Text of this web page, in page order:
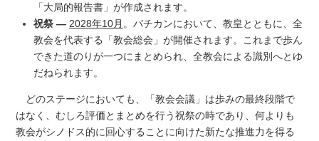
「大局的報告書」が作成されます。
祝祭 — 2028年10月 。バチカンにおいて、教皇とともに、全
教会を代表する「教会総会」が開催されます。これまで歩ん
できた道のりが一つにまとめられ、全教会による識別へとゆ
だねられます。
どのステージにおいても、「教会会議」は歩みの最終段階で
はなく、むしろ評価とまとめを行う祝祭の時であり、何よりも
教会がシノドス的に回心することに向けた新たな推進力を得る